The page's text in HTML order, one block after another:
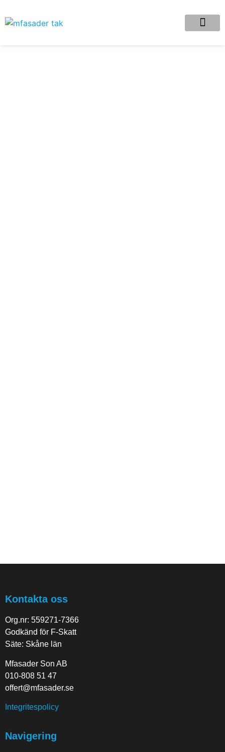
Kontakta oss
Org.nr: 559271-7366
Godkänd för F-Skatt
Säte: Skåne län
Mfasader Son AB
010-808 51 47
offert@mfasader.se
Integritespolicy
Navigering